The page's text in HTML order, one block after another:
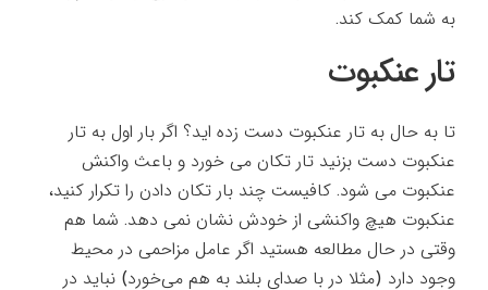
به شما کمک کند.
تار عنکبوت
تا به حال به تار عنکبوت دست زده اید؟ اگر بار اول به تار
عنکبوت دست بزنید تار تکان می خورد و باعث واکنش
عنکبوت می شود. کافیست چند بار تکان دادن را تکرار کنید،
عنکبوت هیچ واکنشی از خودش نشان نمی دهد. شما هم
وقتی در حال مطالعه هستید اگر عامل مزاحمی در محیط
وجود دارد (مثلا در با صدای بلند به هم می‌خورد) نباید در